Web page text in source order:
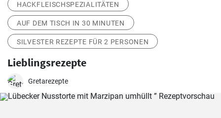
HACKFLEISCHSPEZIALITÄTEN
AUF DEM TISCH IN 30 MINUTEN
SILVESTER REZEPTE FÜR 2 PERSONEN
Lieblingsrezepte
Gretarezepte